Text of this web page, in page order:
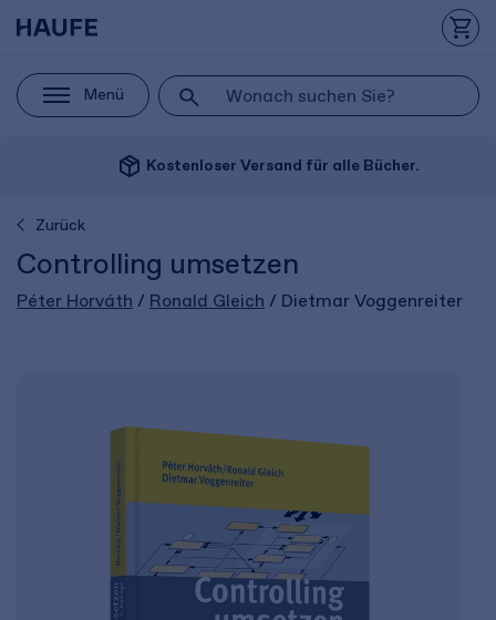
Menü
package_2 Kostenloser Versand für alle Bücher.
Zurück
Controlling umsetzen
Péter Horváth / Ronald Gleich / Dietmar Voggenreiter